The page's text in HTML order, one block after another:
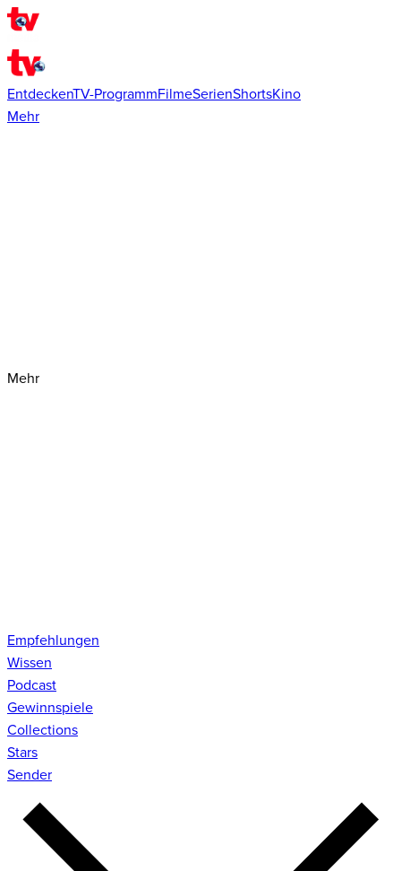
EntdeckenTV-ProgrammFilmeSerienShortsKino
Mehr
Mehr
Empfehlungen
Wissen
Podcast
Gewinnspiele
Collections
Stars
Sender